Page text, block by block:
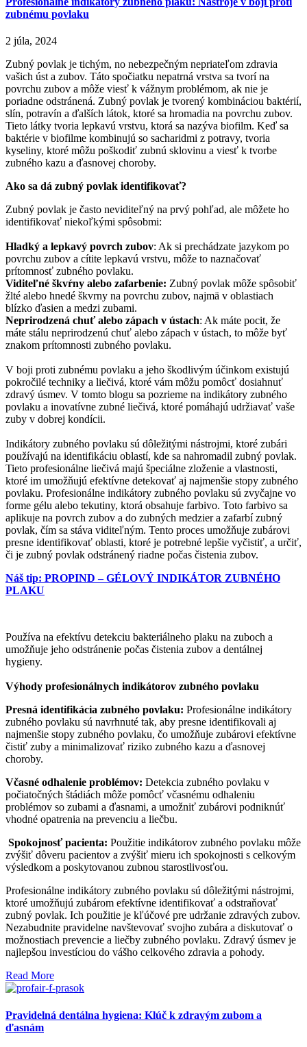
zubnému povlaku
2 júla, 2024
Zubný povlak je tichým, no nebezpečným nepriateľom zdravia
vašich úst a zubov. Táto spočiatku nepatrná vrstva sa tvorí na
povrchu zubov a môže viesť k vážnym problémom, ak nie je
poriadne odstránená. Zubný povlak je tvorený kombináciou baktérií,
slín, potravín a ďalších látok, ktoré sa hromadia na povrchu zubov.
Tieto látky tvoria lepkavú vrstvu, ktorá sa nazýva biofilm. Keď sa
baktérie v biofilme kombinujú so sacharidmi z potravy, tvoria
kyseliny, ktoré môžu poškodiť zubnú sklovinu a viesť k tvorbe
zubného kazu a ďasnovej choroby.
Ako sa dá zubný povlak identifikovať?
Zubný povlak je často neviditeľný na prvý pohľad, ale môžete ho
identifikovať niekoľkými spôsobmi:
Hladký a lepkavý povrch zubov: Ak si prechádzate jazykom po
povrchu zubov a cítite lepkavú vrstvu, môže to naznačovať
prítomnosť zubného povlaku.
Viditeľné škvŕny alebo zafarbenie: Zubný povlak môže spôsobiť
žlté alebo hnedé škvrny na povrchu zubov, najmä v oblastiach
blízko ďasien a medzi zubami.
Neprirodzená chuť alebo zápach v ústach: Ak máte pocit, že
máte stálu neprirodzenú chuť alebo zápach v ústach, to môže byť
znakom prítomnosti zubného povlaku.
V boji proti zubnému povlaku a jeho škodlivým účinkom existujú
pokročilé techniky a liečivá, ktoré vám môžu pomôcť dosiahnuť
zdravý úsmev. V tomto blogu sa pozrieme na indikátory zubného
povlaku a inovatívne zubné liečivá, ktoré pomáhajú udržiavať vaše
zuby v dobrej kondícii.
Indikátory zubného povlaku sú dôležitými nástrojmi, ktoré zubári
používajú na identifikáciu oblastí, kde sa nahromadil zubný povlak.
Tieto profesionálne liečivá majú špeciálne zloženie a vlastnosti,
ktoré im umožňujú efektívne detekovať aj najmenšie stopy zubného
povlaku. Profesionálne indikátory zubného povlaku sú zvyčajne vo
forme gélu alebo tekutiny, ktorá obsahuje farbivo. Toto farbivo sa
aplikuje na povrch zubov a do zubných medzier a zafarbí zubný
povlak, čím sa stáva viditeľným. Tento proces umožňuje zubárovi
presne identifikovať oblasti, ktoré je potrebné lepšie vyčistiť, a určiť,
či je zubný povlak odstránený riadne počas čistenia zubov.
Náš tip: PROPIND – GÉLOVÝ INDIKÁTOR ZUBNÉHO
PLAKU
Používa na efektívu detekciu bakteriálneho plaku na zuboch a
umožňuje jeho odstránenie počas čistenia zubov a dentálnej
hygieny.
Výhody profesionálnych indikátorov zubného povlaku
Presná identifikácia zubného povlaku: Profesionálne indikátory
zubného povlaku sú navrhnuté tak, aby presne identifikovali aj
najmenšie stopy zubného povlaku, čo umožňuje zubárovi efektívne
čistiť zuby a minimalizovať riziko zubného kazu a ďasnovej
choroby.
Včasné odhalenie problémov: Detekcia zubného povlaku v
počiatočných štádiách môže pomôcť včasnému odhaleniu
problémov so zubami a ďasnami, a umožniť zubárovi podniknúť
vhodné opatrenia na prevenciu a liečbu.
Spokojnosť pacienta: Použitie indikátorov zubného povlaku môže
zvýšiť dôveru pacientov a zvýšiť mieru ich spokojnosti s celkovým
výsledkom a poskytovanou zubnou starostlivosťou.
Profesionálne indikátory zubného povlaku sú dôležitými nástrojmi,
ktoré umožňujú zubárom efektívne identifikovať a odstraňovať
zubný povlak. Ich použitie je kľúčové pre udržanie zdravých zubov.
Nezabudnite pravidelne navštevovať svojho zubára a diskutovať o
možnostiach prevencie a liečby zubného povlaku. Zdravý úsmev je
najlepšou investíciou do vášho celkového zdravia a pohody.
Read More
Pravidelná dentálna hygiena: Klúč k zdravým zubom a
ďasnám